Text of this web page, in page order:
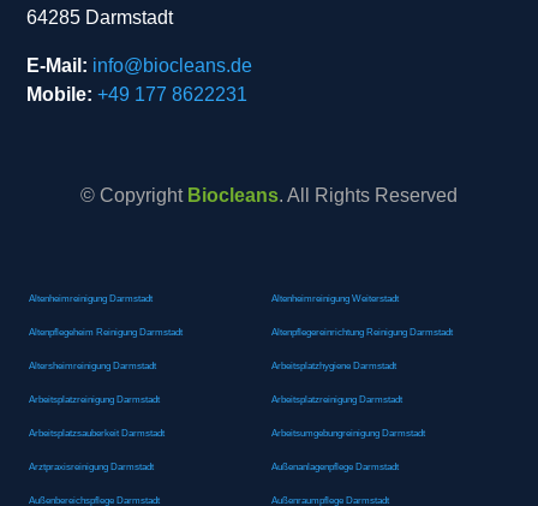
64285 Darmstadt
E-Mail: info@biocleans.de
Mobile: +49 177 8622231
© Copyright Biocleans. All Rights Reserved
Altenheimreinigung Darmstadt Altenheimreinigung Weiterstadt
Altenpflegeheim Reinigung Darmstadt Altenpflegereinrichtung Reinigung Darmstadt
Altersheimreinigung Darmstadt Arbeitsplatzhygiene Darmstadt
Arbeitsplatzreinigung Darmstadt Arbeitsplatzreinigung Darmstadt
Arbeitsplatzsauberkeit Darmstadt Arbeitsumgebungreinigung Darmstadt
Arztpraxisreinigung Darmstadt Außenanlagenpflege Darmstadt
Außenbereichspflege Darmstadt Außenraumpflege Darmstadt